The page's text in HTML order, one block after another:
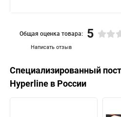
Написать отзыв
Общая оценка товара: 5
Специализированный
Hyperline в России